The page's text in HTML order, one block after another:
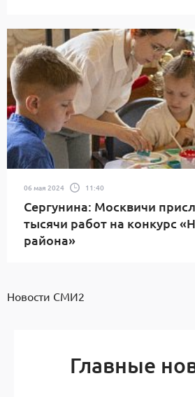
06 мая 2024 11:40
Сергунина: Москвичи
тысячи работ на конкурс
района»
Новости СМИ2
Главные